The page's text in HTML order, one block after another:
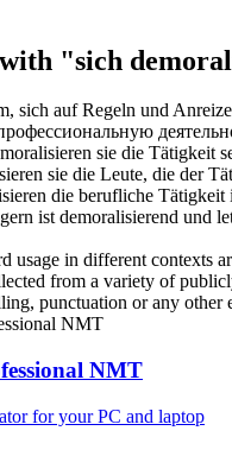
"sich
sich auf Regeln und
sie die Tätigkeit
sie die Leute, die der
die berufliche
istdemoralisierend und
usage in different contexts
from a variety of
punctuation or any
NMT
for your PC and laptop